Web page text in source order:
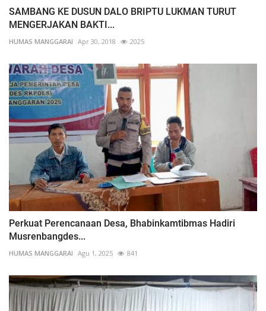
SAMBANG KE DUSUN DALO BRIPTU LUKMAN TURUT
MENGERJAKAN BAKTI...
HUMAS MANGGARAI Apr 30, 2018 2025
Perkuat Perencanaan Desa, Bhabinkamtibmas Hadiri
Musrenbangdes...
HUMAS MANGGARAI Agu 1, 2025 841